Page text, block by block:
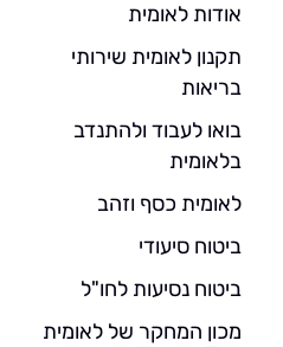
אודות לאומית
תקנון לאומית שירותי
בריאות
בואו לעבוד ולהתנדב
בלאומית
לאומית כסף וזהב
ביטוח סיעודי
ביטוח נסיעות לחו"ל
מכון המחקר של לאומית